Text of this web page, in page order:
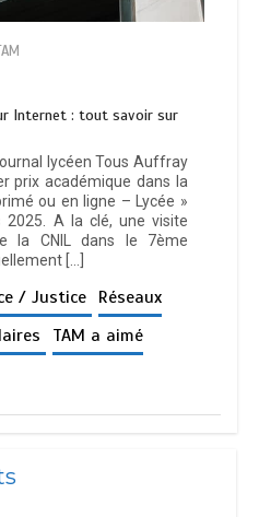
Internet : tout savoir sur
lycéen Tous Auffray
prix académique dans la
ou en ligne – Lycée »
2025. A la clé, une visite
la CNIL dans le 7ème
[…]
/ Justice
Réseaux
TAM a aimé